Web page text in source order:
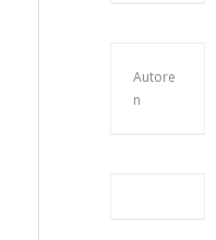
Autore
n